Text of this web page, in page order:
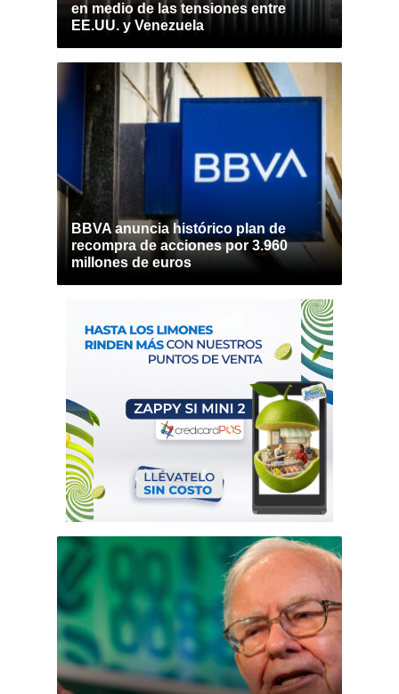
en medio de las tensiones entre
EE.UU. y Venezuela
BBVA anuncia histórico plan de
recompra de acciones por 3.960
millones de euros